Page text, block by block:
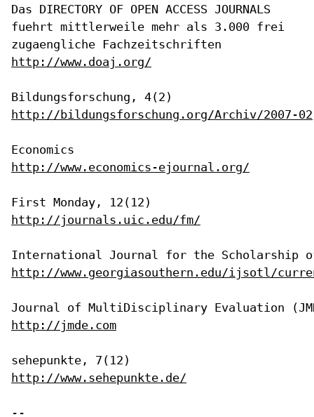
Das DIRECTORY OF OPEN ACCESS JOURNALS
fuehrt mittlerweile mehr als 3.000 frei
zugaengliche Fachzeitschriften
http://www.doaj.org/
http://bildungsforschung.org/Archiv/2007-02
http://www.economics-ejournal.org/
http://journals.uic.edu/fm/
http://www.georgiasouthern.edu/ijsotl/
http://jmde.com
http://www.sehepunkte.de/
--